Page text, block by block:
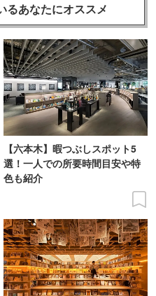
るあなたにオススメ
【六本木】暇つぶしスポット5
選！一人での所要時間目安や特
色も紹介